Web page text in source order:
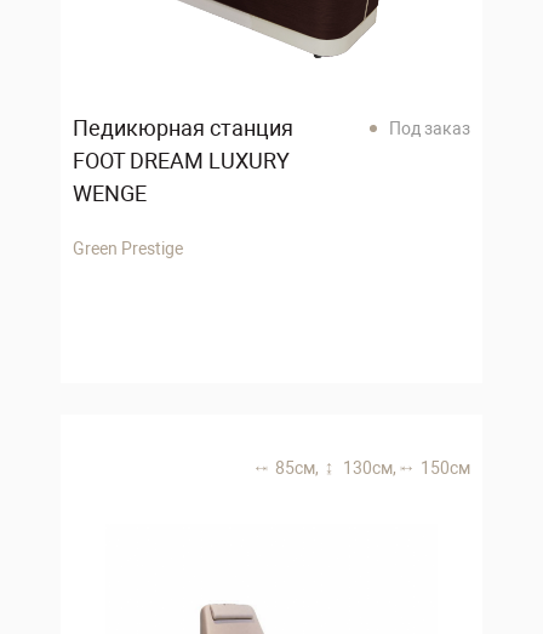
Педикюрная станция
FOOT DREAM LUXURY
WENGE
Под заказ
Green Prestige
85 см, 130 см, 150 см